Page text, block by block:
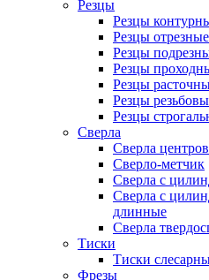
Резцы
Резцы
Резцы отрезные
Резцы
Резцы
Резцы
Резцы
Резцы
Сверла
Сверла
Сверло-метчик
Сверла с
Сверла с
длинные
Сверла
Тиски
Тиски
Фрезы